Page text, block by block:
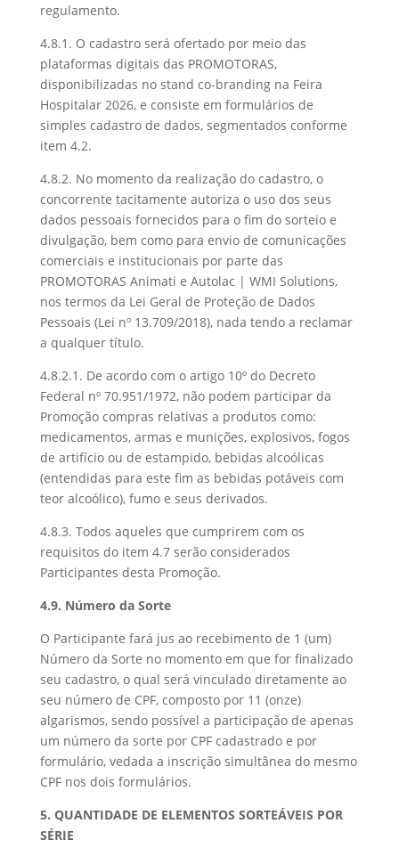
regulamento.
4.8.1. O cadastro será ofertado por meio das
plataformas digitais das PROMOTORAS,
disponibilizadas no stand co-branding na Feira
Hospitalar 2026, e consiste em formulários de
simples cadastro de dados, segmentados conforme
item 4.2.
4.8.2. No momento da realização do cadastro, o
concorrente tacitamente autoriza o uso dos seus
dados pessoais fornecidos para o fim do sorteio e
divulgação, bem como para envio de comunicações
comerciais e institucionais por parte das
PROMOTORAS Animati e Autolac | WMI Solutions,
nos termos da Lei Geral de Proteção de Dados
Pessoais (Lei nº 13.709/2018), nada tendo a reclamar
a qualquer título.
4.8.2.1. De acordo com o artigo 10º do Decreto
Federal nº 70.951/1972, não podem participar da
Promoção compras relativas a produtos como:
medicamentos, armas e munições, explosivos, fogos
de artifício ou de estampido, bebidas alcoólicas
(entendidas para este fim as bebidas potáveis com
teor alcoólico), fumo e seus derivados.
4.8.3. Todos aqueles que cumprirem com os
requisitos do item 4.7 serão considerados
Participantes desta Promoção.
4.9. Número da Sorte
O Participante fará jus ao recebimento de 1 (um)
Número da Sorte no momento em que for finalizado
seu cadastro, o qual será vinculado diretamente ao
seu número de CPF, composto por 11 (onze)
algarismos, sendo possível a participação de apenas
um número da sorte por CPF cadastrado e por
formulário, vedada a inscrição simultânea do mesmo
CPF nos dois formulários.
5. QUANTIDADE DE ELEMENTOS SORTEÁVEIS POR
SÉRIE